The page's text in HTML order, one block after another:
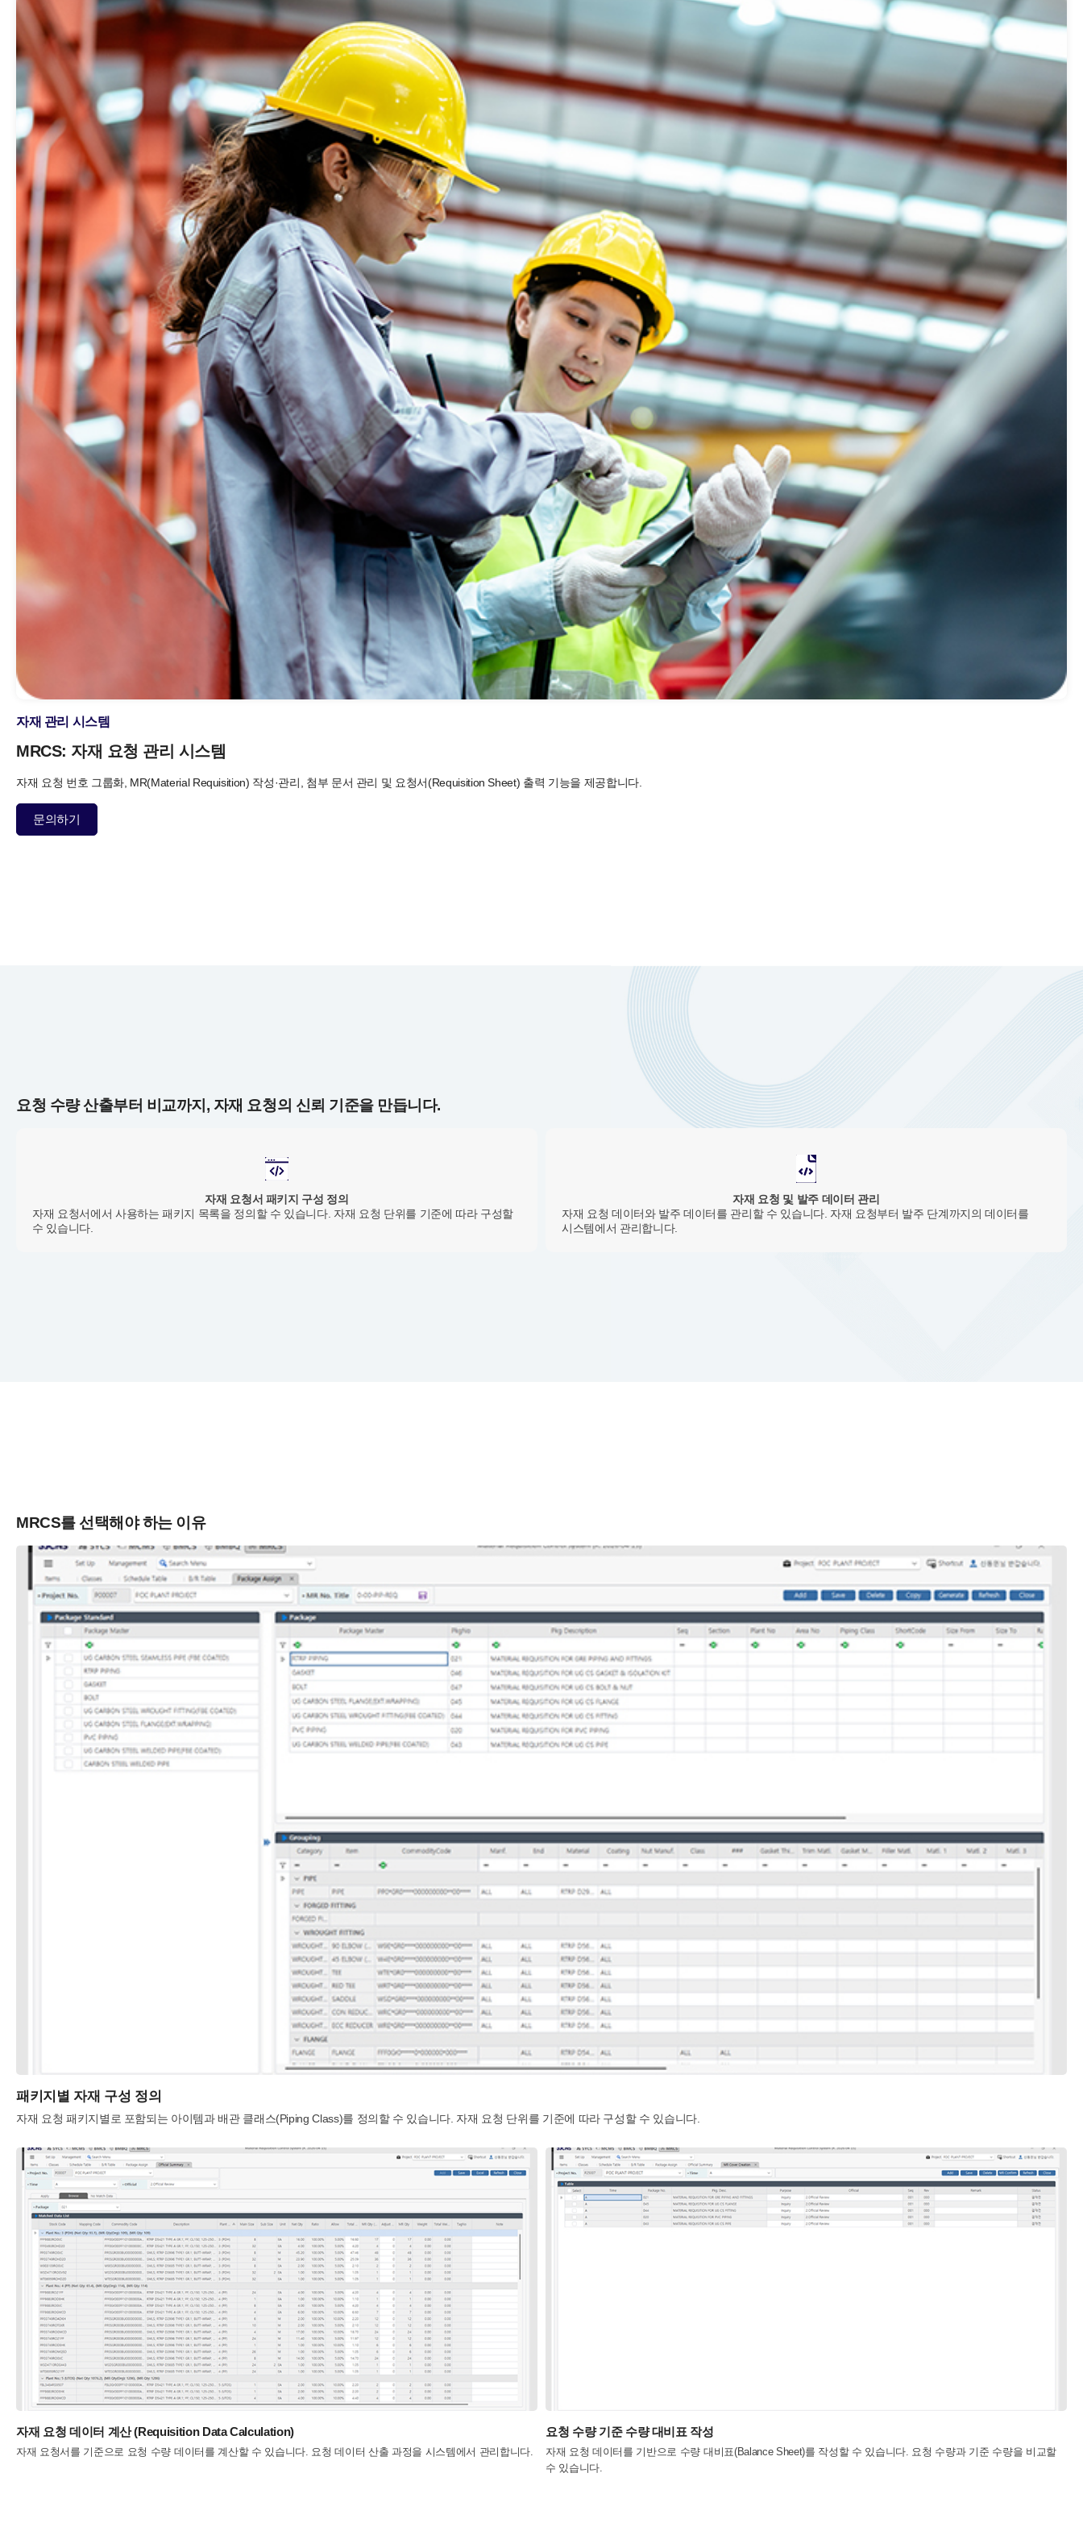
자재 관리 시스템
MRCS: 자재 요청 관리 시스템
자재 요청 번호 그룹화, MR(Material Requisition) 작성·관리, 첨부 문서 관리 및 요청서(Requisition Sheet) 출력 기능을 제공합니다.
문의하기
요청 수량 산출부터 비교까지, 자재 요청의 신뢰 기준을 만듭니다.
자재 요청서 패키지 구성 정의
자재 요청서에서 사용하는 패키지 목록을 정의할 수 있습니다. 자재 요청 단위를 기준에 따라 구성할
수 있습니다.
자재 요청 및 발주 데이터 관리
자재 요청 데이터와 발주 데이터를 관리할 수 있습니다. 자재 요청부터 발주 단계까지의 데이터를
시스템에서 관리합니다.
MRCS를 선택해야 하는 이유
패키지별 자재 구성 정의
자재 요청 패키지별로 포함되는 아이템과 배관 클래스(Piping Class)를 정의할 수 있습니다. 자재 요청 단위를 기준에 따라 구성할 수 있습니다.
자재 요청 데이터 계산 (Requisition Data Calculation)
자재 요청서를 기준으로 요청 수량 데이터를 계산할 수 있습니다. 요청 데이터 산출 과정을 시스템에서 관리합니다.
요청 수량 기준 수량 대비표 작성
자재 요청 데이터를 기반으로 수량 대비표(Balance Sheet)를 작성할 수 있습니다. 요청 수량과 기준 수량을 비교할
수 있습니다.